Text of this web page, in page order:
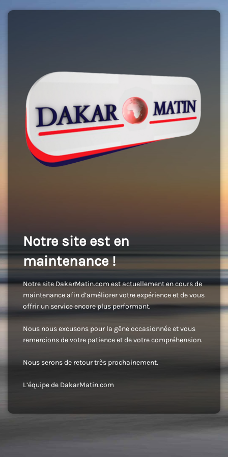
Notre site est en
maintenance !
Notre site DakarMatin.com est actuellement en cours de
maintenance afin d’améliorer votre expérience et de vous
offrir un service encore plus performant.
Nous nous excusons pour la gêne occasionnée et vous
remercions de votre patience et de votre compréhension.
Nous serons de retour très prochainement.
L’équipe de DakarMatin.com